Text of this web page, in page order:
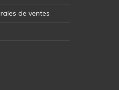
de ventes